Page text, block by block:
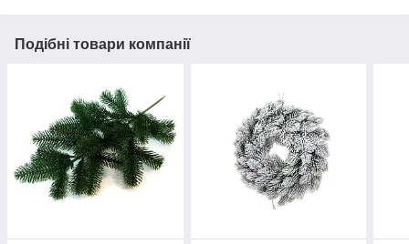
Подібні товари компанії